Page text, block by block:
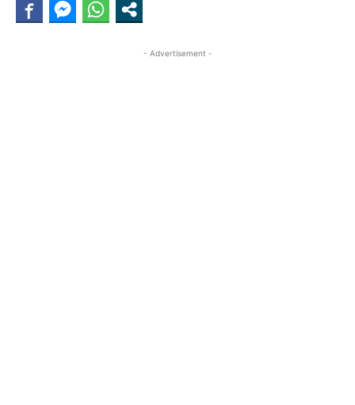
- Advertisement -